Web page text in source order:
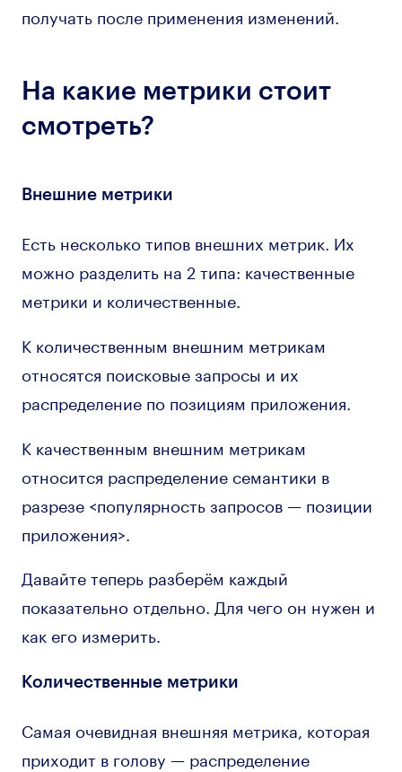
получать после применения изменений.
На какие метрики стоит
смотреть?
Внешние метрики
Есть несколько типов внешних метрик. Их
можно разделить на 2 типа: качественные
метрики и количественные.
К количественным внешним метрикам
относятся поисковые запросы и их
распределение по позициям приложения.
К качественным внешним метрикам
относится распределение семантики в
разрезе <популярность запросов — позиции
приложения>.
Давайте теперь разберём каждый
показательно отдельно. Для чего он нужен и
как его измерить.
Количественные метрики
Самая очевидная внешняя метрика, которая
приходит в голову — распределение